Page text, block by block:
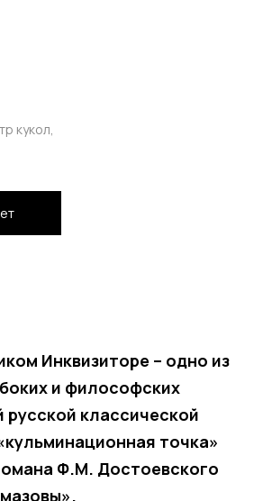
кукол,
Инквизиторе – одно из
и философских
русской классической
точка»
Ф.М. Достоевского